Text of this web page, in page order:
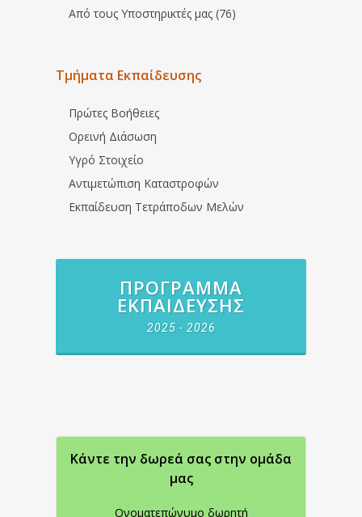
Από τους Υποστηρικτές μας (76)
Τμήματα Εκπαίδευσης
Πρώτες Βοήθειες
Ορεινή Διάσωση
Υγρό Στοιχείο
Αντιμετώπιση Καταστροφών
Εκπαίδευση Τετράποδων Μελών
ΠΡΌΓΡΑΜΜΑ
ΕΚΠΑΊΔΕΥΣΗΣ
2025 - 2026
Κάντε την δωρεά σας στην oμάδα
μας
Ονοματεπώνυμο δωρητή